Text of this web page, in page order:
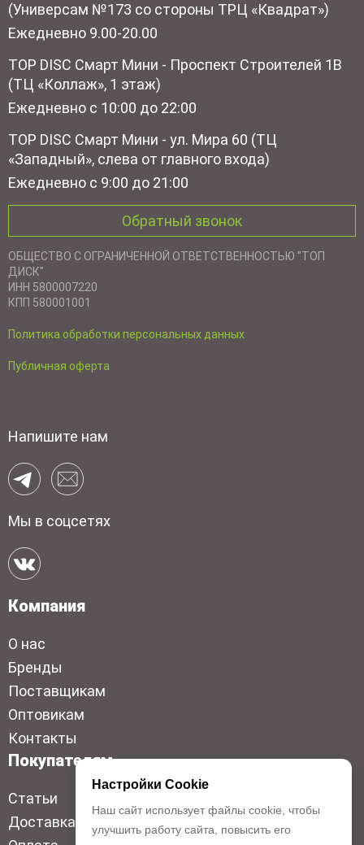
(Универсам №173 со стороны ТРЦ «Квадрат»)
Ежедневно 9.00-20.00
TOP DISC Смарт Мини - Проспект Строителей 1В
(ТЦ «Коллаж», 1 этаж)
Ежедневно с 10:00 до 22:00
TOP DISC Смарт Мини - ул. Мира 60 (ТЦ
«Западный», слева от главного входа)
Ежедневно с 9:00 до 21:00
Обратный звонок
ОБЩЕСТВО С ОГРАНИЧЕННОЙ ОТВЕТСТВЕННОСТЬЮ "ТОП
ДИСК"
ИНН 5800007220
КПП 580001001
Политика обработки персональных данных
Публичная оферта
Напишите нам
Мы в соцсетях
Компания
О нас
Бренды
Поставщикам
Оптовикам
Контакты
Покупателям
Статьи
Доставка
Настройки Cookie
Наш сайт использует файлы cookie, чтобы
улучшить работу сайта, повысить его